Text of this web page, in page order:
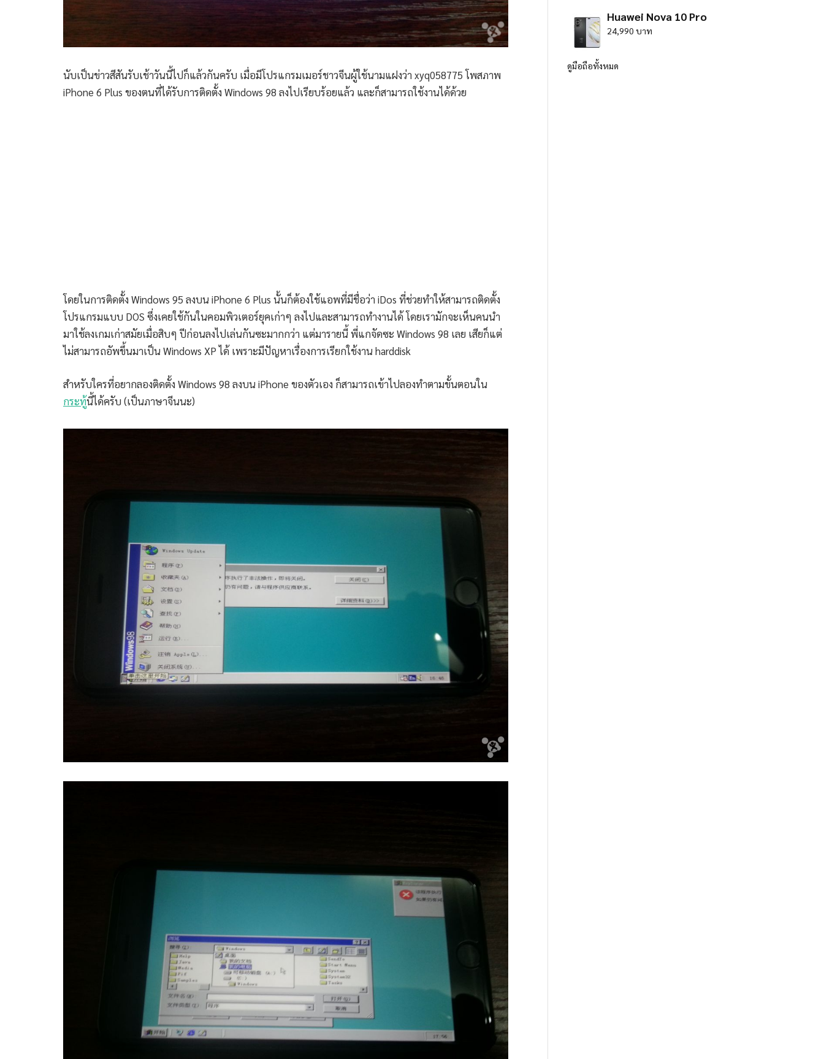
นับเป็นข่าวสีสันรับเช้าวันนี้ไปก็แล้วกันครับ เมื่อมีโปรแกรมเมอร์ชาวจีนผู้ใช้นามแฝงว่า xyq058775 โพสภาพ
iPhone 6 Plus ของตนที่ได้รับการติดตั้ง Windows 98 ลงไปเรียบร้อยแล้ว และก็สามารถใช้งานได้ด้วย
โดยในการติดตั้ง Windows 95 ลงบน iPhone 6 Plus นั้นก็ต้องใช้แอพที่มีชื่อว่า iDos ที่ช่วยทำให้สามารถติดตั้ง
โปรแกรมแบบ DOS ซึ่งเคยใช้กันในคอมพิวเตอร์ยุคเก่าๆ ลงไปและสามารถทำงานได้ โดยเรามักจะเห็นคนนำ
มาใช้ลงเกมเก่าสมัยเมื่อสิบๆ ปีก่อนลงไปเล่นกันซะมากกว่า แต่มารายนี้ พี่แกจัดซะ Windows 98 เลย เสียก็แต่
ไม่สามารถอัพขึ้นมาเป็น Windows XP ได้ เพราะมีปัญหาเรื่องการเรียกใช้งาน harddisk
สำหรับใครที่อยากลองติดตั้ง Windows 98 ลงบน iPhone ของตัวเอง ก็สามารถเข้าไปลองทำตามขั้นตอนใน
กระทู้นี้ได้ครับ (เป็นภาษาจีนนะ)
Huawei Nova 10 Pro
24,990 บาท
ดูมือถือทั้งหมด